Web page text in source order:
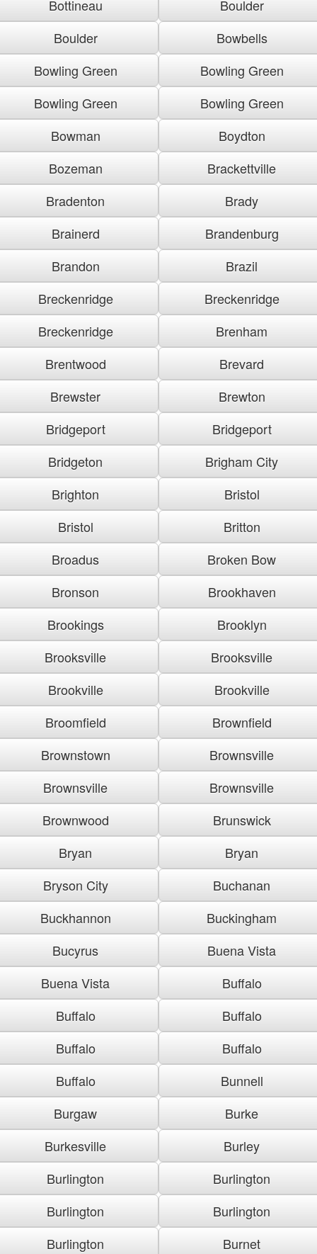
Bottineau
Boulder
Boulder
Bowbells
Bowling Green
Bowling Green
Bowling Green
Bowling Green
Bowman
Boydton
Bozeman
Brackettville
Bradenton
Brady
Brainerd
Brandenburg
Brandon
Brazil
Breckenridge
Breckenridge
Breckenridge
Brenham
Brentwood
Brevard
Brewster
Brewton
Bridgeport
Bridgeport
Bridgeton
Brigham City
Brighton
Bristol
Bristol
Britton
Broadus
Broken Bow
Bronson
Brookhaven
Brookings
Brooklyn
Brooksville
Brooksville
Brookville
Brookville
Broomfield
Brownfield
Brownstown
Brownsville
Brownsville
Brownsville
Brownwood
Brunswick
Bryan
Bryan
Bryson City
Buchanan
Buckhannon
Buckingham
Bucyrus
Buena Vista
Buena Vista
Buffalo
Buffalo
Buffalo
Buffalo
Buffalo
Buffalo
Bunnell
Burgaw
Burke
Burkesville
Burley
Burlington
Burlington
Burlington
Burlington
Burlington
Burnet